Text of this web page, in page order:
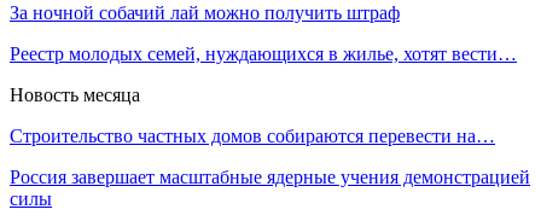
За ночной собачий лай можно получить штраф
Реестр молодых семей, нуждающихся в жилье, хотят вести…
Новость месяца
Строительство частных домов собираются перевести на…
Россия завершает масштабные ядерные учения демонстрацией
силы